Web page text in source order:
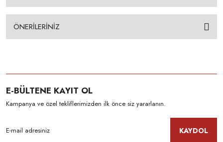
ÖNERİLERİNİZ
E-BÜLTENE KAYIT OL
Kampanya ve özel tekliflerimizden ilk önce siz yararlanın.
KAYDOL